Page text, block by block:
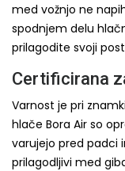
med vožnjo ne
spodnjem delu
prilagodite svoji
Certificirana
Varnost je pri
hlače Bora Air so
varujejo pred padci
prilagodljivi med